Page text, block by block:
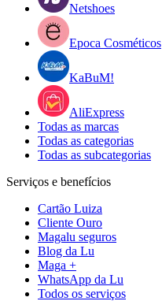
Netshoes
Epoca Cosméticos
KaBuM!
AliExpress
Todas as marcas
Todas as categorias
Todas as subcategorias
Serviços e benefícios
Cartão Luiza
Cliente Ouro
Magalu seguros
Blog da Lu
Maga +
WhatsApp da Lu
Todos os serviços